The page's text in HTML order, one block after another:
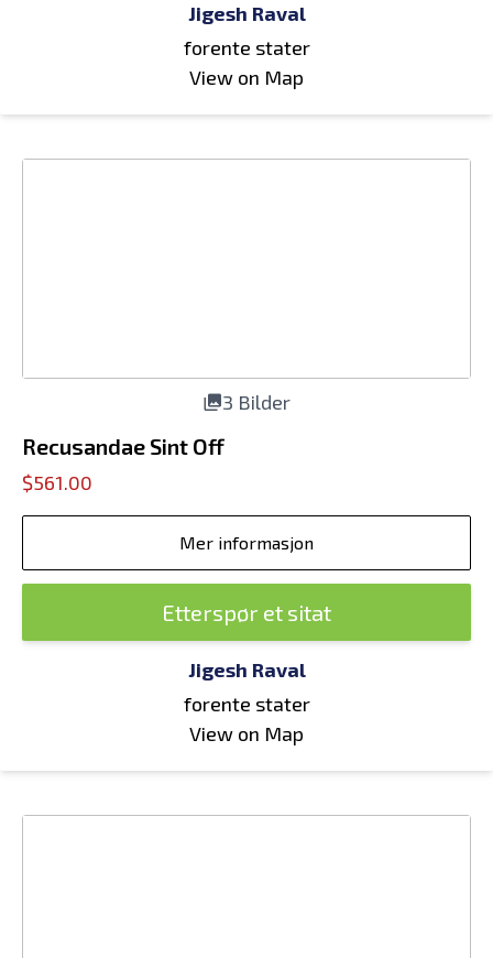
Jigesh Raval
forente stater
View on Map
3 Bilder
Recusandae Sint Off
$561.00
Mer informasjon
Etterspør et sitat
Jigesh Raval
forente stater
View on Map